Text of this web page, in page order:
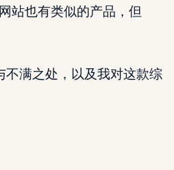
站也有类似的产品，但
不满之处，以及我对这款综